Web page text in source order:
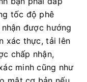
tốc độ phê
được hướng
xác thực, tải lên
chấp nhận,
minh cũng như